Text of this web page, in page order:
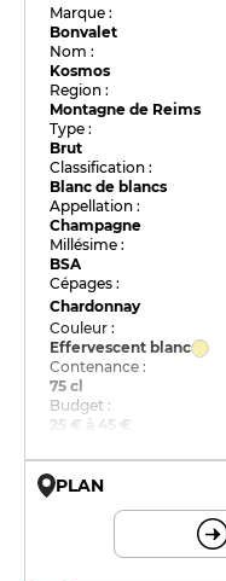
Marque :
Bonvalet
Nom :
Kosmos
Region :
Montagne de Reims
Type :
Brut
Classification :
Blanc de blancs
Appellation :
Champagne
Millésime :
BSA
Cépages :
Chardonnay
Couleur :
Effervescent blanc
Contenance :
75 cl
Budget :
25 € à 45 €
PLAN